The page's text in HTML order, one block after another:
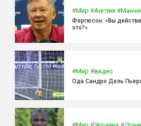
#Мир #Англия #
Фергюсон: «Вы
это?»
#Мир #видео
Ода Сандро Дель
#Мир #Украина #